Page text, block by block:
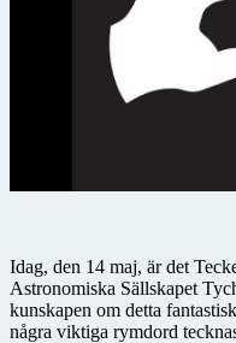
Idag, den 14 maj, är det
Astronomiska Sällskapet
kunskapen om detta
några viktiga rymdord